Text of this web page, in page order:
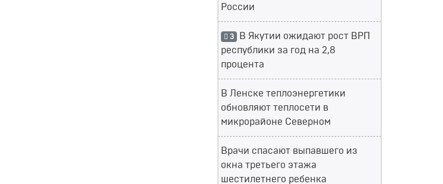
России
3 В Якутии ожидают рост ВРП
республики за год на 2,8
процента
В Ленске теплоэнергетики
обновляют теплосети в
микрорайоне Северном
Врачи спасают выпавшего из
окна третьего этажа
шестилетнего ребенка